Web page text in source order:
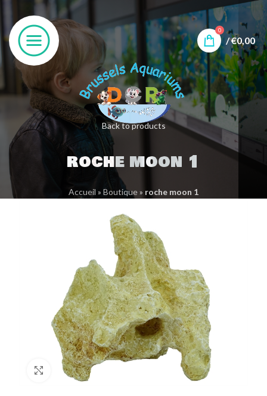
0
/€0,00
Back to products
roche moon 1
Accueil » Boutique» roche moon 1
Click to enlarge